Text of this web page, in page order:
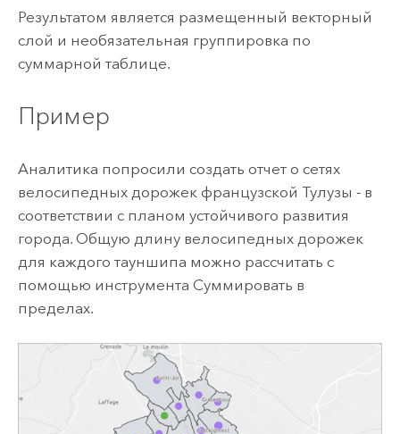
Результатом является размещенный векторный
слой и необязательная группировка по
суммарной таблице.
Пример
Аналитика попросили создать отчет о сетях
велосипедных дорожек французской Тулузы - в
соответствии с планом устойчивого развития
города. Общую длину велосипедных дорожек
для каждого тауншипа можно рассчитать с
помощью инструмента Суммировать в
пределах.